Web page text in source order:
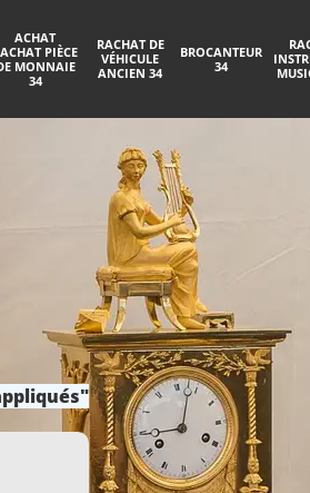
ACHAT
PIÈCE
MONNAIE
34
RACHAT DE
VÉHICULE
ANCIEN 34
BROCANTEUR
34